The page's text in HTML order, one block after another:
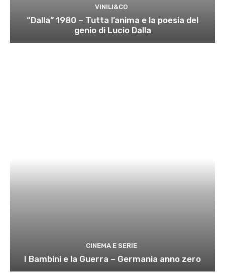
VINILI&CO
“Dalla” 1980 – Tutta l’anima e la poesia del
genio di Lucio Dalla
CINEMA E SERIE
I Bambini e la Guerra – Germania anno zero